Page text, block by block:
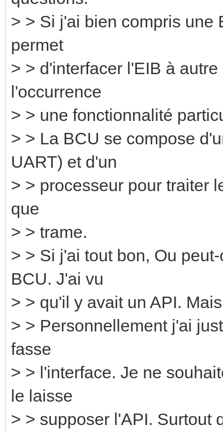
> > Si j'ai bien compris une
permet
> > d'interfacer l'EIB à
l'occurrence
> > une fonctionnalité
> > La BCU se compose
UART) et d'un
> > processeur pour traiter
que
> > trame.
> > Si j'ai tout bon, Ou
BCU. J'ai vu
> > qu'il y avait un API.
> > Personnellement j'ai
fasse
> > l'interface. Je ne
le laisse
> > supposer l'API. Surtout